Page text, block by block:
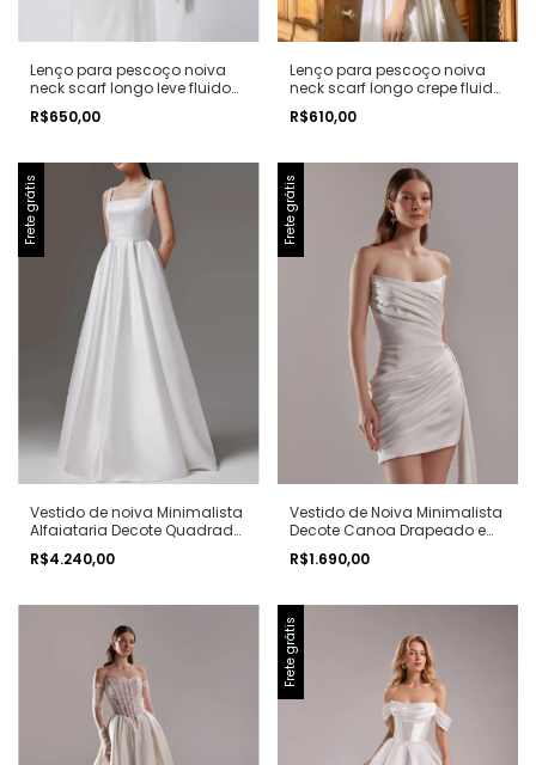
Lenço para pescoço noiva
neck scarf longo leve fluido
minimalista largo
R$650,00
Lenço para pescoço noiva
neck scarf longo crepe fluido
minimalista
R$610,00
Frete grátis
Vestido de noiva Minimalista
Alfaiataria Decote Quadrado
Rodado Godê Longo ELIS
R$4.240,00
Frete grátis
Vestido de Noiva Minimalista
Decote Canoa Drapeado e
Saia Drapeada Hellen
R$1.690,00
Frete grátis